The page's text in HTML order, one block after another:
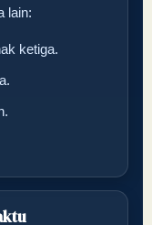
lain:
ketiga.